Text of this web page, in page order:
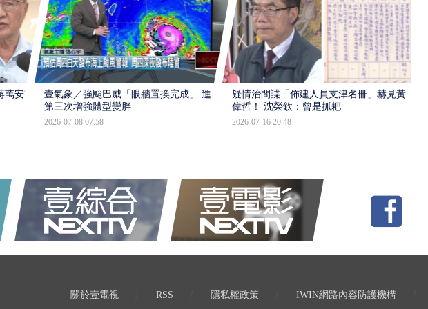
安態
壹氣象／強颱巴威「眼牆置換完成」 進入
第三次增強體型變胖
2026-07-08 07:58
疑情治間諜「佈建人員支津名冊」赫見黃
偉哲！ 沈榮欽：曾是抓耙
2026-07-16 20:48
關於壹電視 RSS 隱私權政策 IWIN網路內容防護機構